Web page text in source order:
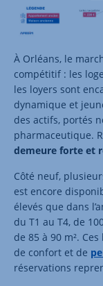
À Orléans, le
compétitif : les
les loyers sont
dynamique et
des actifs, portés
pharmaceutique.
demeure forte et
Côté neuf,
est encore
élevés que dans
du T1 au T4, de
de 85 à 90 m².
de confort et de
réservations